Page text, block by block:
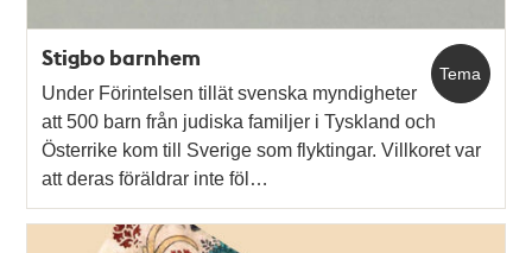
Tema
Stigbo barnhem
Under Förintelsen tillät svenska myndigheter
att 500 barn från judiska familjer i Tyskland och
Österrike kom till Sverige som flyktingar. Villkoret var
att deras föräldrar inte föl…